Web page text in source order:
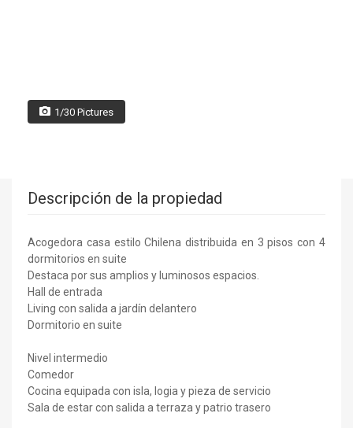
1/30 Pictures
Descripción de la propiedad
Acogedora casa estilo Chilena distribuida en 3 pisos con 4
dormitorios en suite
Destaca por sus amplios y luminosos espacios.
Hall de entrada
Living con salida a jardín delantero
Dormitorio en suite
Nivel intermedio
Comedor
Cocina equipada con isla, logia y pieza de servicio
Sala de estar con salida a terraza y patrio trasero